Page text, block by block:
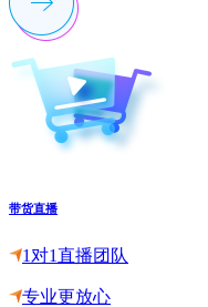
带货直播
1对1直播团队
专业更放心